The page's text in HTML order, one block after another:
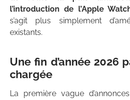
l’introduction de l’Apple
s’agit plus simplement
existants.
Une fin d’année 2026
chargée
La première vague